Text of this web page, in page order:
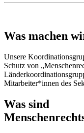
Was machen
Unsere
Schutz von
Mitarbeiter*innen des
Was sind